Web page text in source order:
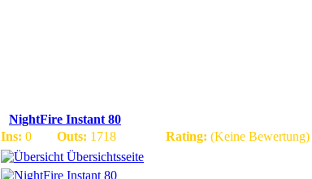
NightFire Instant 80
Ins: 0 Outs: 1718 Rating: (Keine Bewertung)
Übersichtsseite